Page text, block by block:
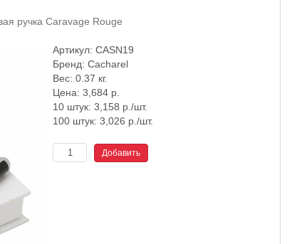
ручка Caravage Rouge
Артикул: CASN19
Бренд: Cacharel
Вес: 0.37 кг.
Цена: 3,684 р.
10 штук: 3,158 р./шт.
100 штук: 3,026 р./шт.